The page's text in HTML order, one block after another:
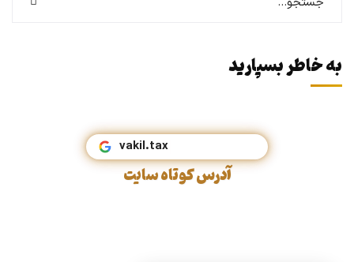
به خاطر بسپارید
vakil.tax
آدرس کوتاه سایت